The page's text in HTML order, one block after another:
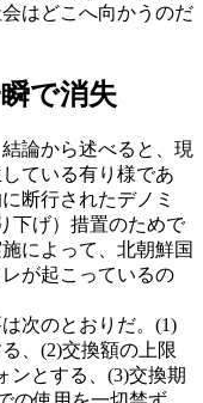
はどこへ向かうのだ
で消失
論から述べると、現
ている有り様であ
断行されたデノミ
下げ）措置のためで
によって、北朝鮮国
が起こっているの
次のとおりだ。(1)
、(2)交換額の上限
ンとする、(3)交換期